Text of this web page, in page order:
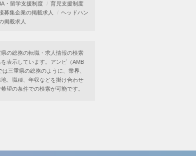
・留学支援制度
育児支援制度
募集企業の掲載求人
ヘッドハン
掲載求人
県の総務の転職・求人情報の検索
表示しています。アンビ（AMB
は三重県の総務のように、業界、
地、職種、年収などを掛け合わせ
望の条件での検索が可能です。